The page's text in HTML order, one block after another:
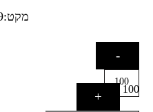
מקט:M36169
-
100
+